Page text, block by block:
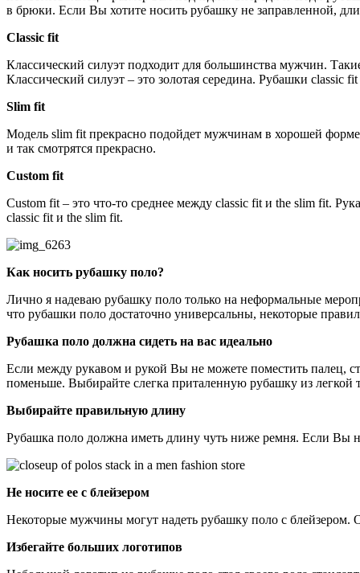
в брюки. Если Вы хотите носить рубашку не заправленной,
Classic fit
Классический силуэт подходит для большинства мужчин.
Классический силуэт – это золотая середина. Рубашки
Slim fit
Модель slim fit прекрасно подойдет мужчинам в хорошей
и так смотрятся прекрасно.
Custom fit
Custom fit – это что-то среднее между classic fit и the slim fit.
classic fit и the slim fit.
Как носить рубашку поло?
Лично я надеваю рубашку поло только на неформальные
что рубашки поло достаточно универсальны, некоторые
Рубашка поло должна сидеть на вас идеально
Если между рукавом и рукой Вы не можете поместить палец,
поменьше. Выбирайте слегка приталенную рубашку из легкой
Выбирайте правильную длину
Рубашка поло должна иметь длину чуть ниже ремня. Если Вы
Не носите ее с блейзером
Некоторые мужчины могут надеть рубашку поло с блейзером.
Избегайте больших логотипов